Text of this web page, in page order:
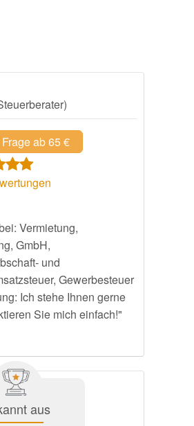
Frage ab 65 €
Vermietung,
GmbH,
und
Gewerbesteuer
Ich stehe Ihnen gerne
Sie mich einfach!"
aus